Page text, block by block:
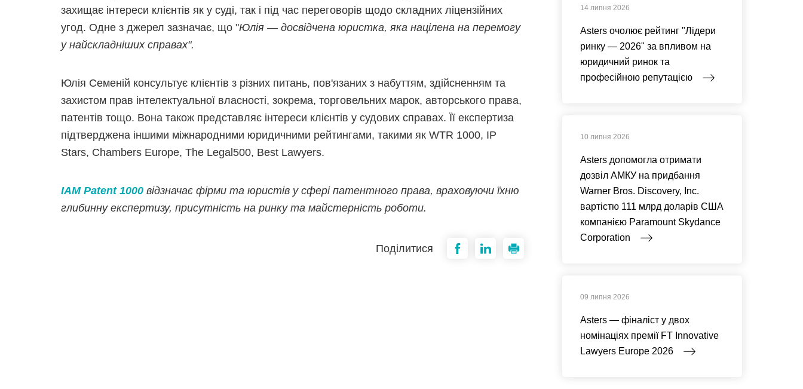
захищає інтереси клієнтів як у суді, так і під час переговорів щодо складних ліцензійних
угод. Одне з джерел зазначає, що "Юлія — досвідчена юристка, яка націлена на перемогу
у найскладніших справах".
Юлія Семеній консультує клієнтів з різних питань, пов'язаних з набуттям, здійсненням та
захистом прав інтелектуальної власності, зокрема, торговельних марок, авторського права,
патентів тощо. Вона також представляє інтереси клієнтів у судових справах. Її експертиза
підтверджена іншими міжнародними юридичними рейтингами, такими як WTR 1000, IP
Stars, Chambers Europe, The Legal500, Best Lawyers.
IAM Patent 1000 відзначає фірми та юристів у сфері патентного права, враховуючи їхню
глибинну експертизу, присутність на ринку та майстерність роботи.
Поділитися
14 липня 2026
Asters очолює рейтинг "Лідери
ринку — 2026" за впливом на
юридичний ринок та
професійною репутацією
10 липня 2026
Asters допомогла отримати
дозвіл АМКУ на придбання
Warner Bros. Discovery, Inc.
вартістю 111 млрд доларів США
компанією Paramount Skydance
Corporation
09 липня 2026
Asters — фіналіст у двох
номінаціях премії FT Innovative
Lawyers Europe 2026